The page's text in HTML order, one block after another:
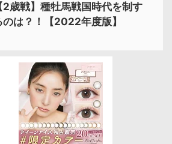
2歳戦】種牡馬戦国時代を制す
のは？！【2022年度版】